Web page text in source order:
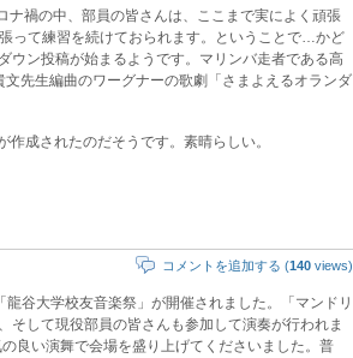
禍の中、部員の皆さんは、ここまで実によく頑張
って練習を続けておられます。ということで…かど
ウン投稿が始まるようです。マリンバ走者である高
先生編曲のワーグナーの歌劇「さまよえるオランダ
作成されたのだそうです。素晴らしい。
コメントを追加する (140 views)
谷大学校友音楽祭」が開催されました。「マンドリ
そして現役部員の皆さんも参加して演奏が行われま
良い演舞で会場を盛り上げてくださいました。普